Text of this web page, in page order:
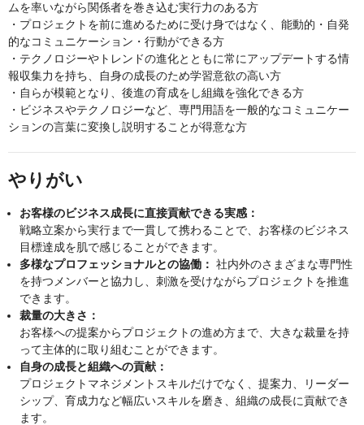
ムを率いながら関係者を巻き込む実行力のある方
・プロジェクトを前に進めるために受け身ではなく、能動的・自発
的なコミュニケーション・行動ができる方
・テクノロジーやトレンドの進化とともに常にアップデートする情
報収集力を持ち、自身の成長のため学習意欲の高い方
・自らが模範となり、後進の育成をし組織を強化できる方
・ビジネスやテクノロジーなど、専門用語を一般的なコミュニケー
ションの言葉に変換し説明することが得意な方
やりがい
お客様のビジネス成長に直接貢献できる実感：
戦略立案から実行まで一貫して携わることで、お客様のビジネス
目標達成を肌で感じることができます。
多様なプロフェッショナルとの協働： 社内外のさまざまな専門性
を持つメンバーと協力し、刺激を受けながらプロジェクトを推進
できます。
裁量の大きさ：
お客様への提案からプロジェクトの進め方まで、大きな裁量を持
って主体的に取り組むことができます。
自身の成長と組織への貢献：
プロジェクトマネジメントスキルだけでなく、提案力、リーダー
シップ、育成力など幅広いスキルを磨き、組織の成長に貢献でき
ます。